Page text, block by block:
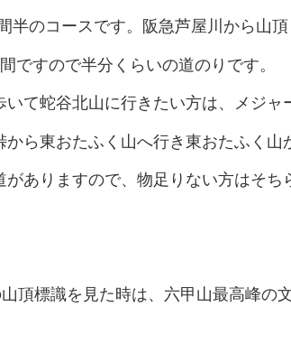
半のコースです。阪急芦屋川から山
ですので半分くらいの道のりです。
いて蛇谷北山に行きたい方は、メジャ
から東おたふく山へ行き東おたふく山
がありますので、物足りない方はそち
山頂標識を見た時は、六甲山最高峰の